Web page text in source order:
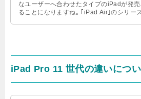
なユーザーへ合わせたタイプのiPadが発
ることになりますね｡ ｢iPad Air｣のシリー
iPad Pro 11 世代の違いにつ